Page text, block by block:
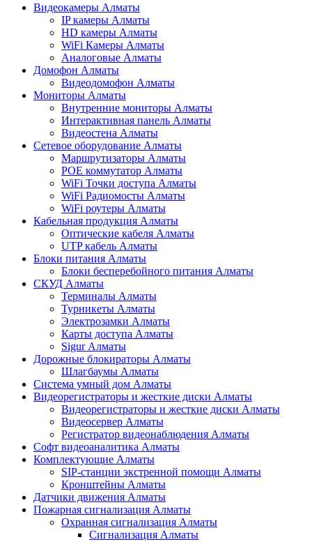
Видеокамеры Алматы
IP камеры Алматы
HD камеры Алматы
WiFi Камеры Алматы
Аналоговые Алматы
Домофон Алматы
Видеодомофон Алматы
Мониторы Алматы
Внутренние мониторы Алматы
Интерактивная панель Алматы
Видеостена Алматы
Сетевое оборудование Алматы
Маршрутизаторы Алматы
POE коммутатор Алматы
WiFi Точки доступа Алматы
WiFi Радиомосты Алматы
WiFi роутеры Алматы
Кабельная продукция Алматы
Оптические кабеля Алматы
UTP кабель Алматы
Блоки питания Алматы
Блоки бесперебойного питания Алматы
СКУД Алматы
Терминалы Алматы
Турникеты Алматы
Электрозамки Алматы
Карты доступа Алматы
Sigur Алматы
Дорожные блокираторы Алматы
Шлагбаумы Алматы
Система умный дом Алматы
Видеорегистраторы и жесткие диски Алматы
Видеорегистраторы и жесткие диски Алматы
Видеосервер Алматы
Регистратор видеонаблюдения Алматы
Софт видеоаналитика Алматы
Комплектующие Алматы
SIP-станции экстренной помощи Алматы
Кронштейны Алматы
Датчики движения Алматы
Пожарная сигнализация Алматы
Охранная сигнализация Алматы
Сигнализация Алматы